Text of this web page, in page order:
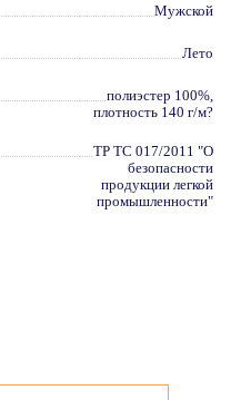
Мужской
Лето
полиэстер 100%,
плотность 140 г/м?
ТР ТС 017/2011 "О
безопасности
продукции легкой
промышленности"